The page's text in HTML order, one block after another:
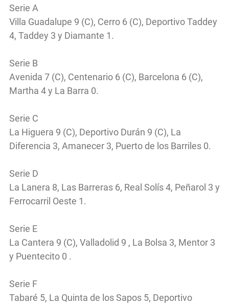
Serie A
Villa Guadalupe 9 (C), Cerro 6 (C), Deportivo Taddey
4, Taddey 3 y Diamante 1.
Serie B
Avenida 7 (C), Centenario 6 (C), Barcelona 6 (C),
Martha 4 y La Barra 0.
Serie C
La Higuera 9 (C), Deportivo Durán 9 (C), La
Diferencia 3, Amanecer 3, Puerto de los Barriles 0.
Serie D
La Lanera 8, Las Barreras 6, Real Solís 4, Peñarol 3 y
Ferrocarril Oeste 1.
Serie E
La Cantera 9 (C), Valladolid 9 , La Bolsa 3, Mentor 3
y Puentecito 0 .
Serie F
Tabaré 5, La Quinta de los Sapos 5, Deportivo